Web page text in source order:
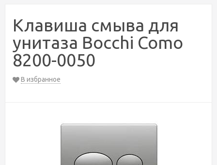
Клавиша смыва для
унитаза Bocchi Como
8200-0050
В избранное